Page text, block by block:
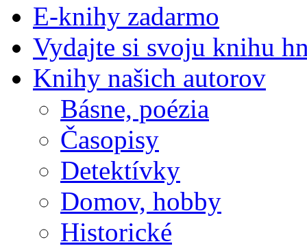
E-knihy zadarmo
Vydajte si svoju knihu
Knihy našich autorov
Básne, poézia
Časopisy
Detektívky
Domov, hobby
Historické